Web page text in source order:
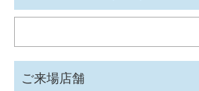
ご来場店舗